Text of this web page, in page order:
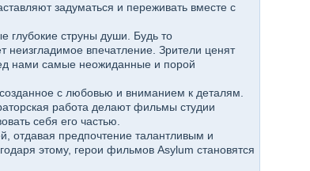
задуматься и переживать вместе с
глубокие струны души. Будь то
впечатление. Зрители ценят
нами самые неожиданные и порой
с любовью и вниманием к деталям.
работа делают фильмы студии
себя его частью.
отдавая предпочтение талантливым и
этому, герои фильмов Asylum становятся